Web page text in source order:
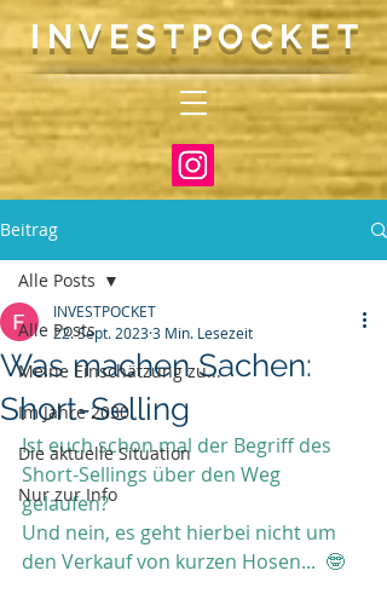
INVESTPOCKET
Beitrag
Alle Posts
Meine Einschätzung zu...
Im Jahre 2030
Die aktuelle Situation
Nur zur Info
Alle Posts
Was machen Sachen:
Short-Selling
INVESTPOCKET
22. Sept. 20233 Min. Lesezeit
Ist euch schon mal der Begriff des
Short-Sellings über den Weg
gelaufen?
Und nein, es geht hierbei nicht um
den Verkauf von kurzen Hosen...  🤓